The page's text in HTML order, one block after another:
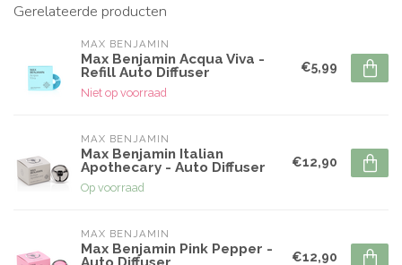
Gerelateerde producten
MAX BENJAMIN
Max Benjamin Acqua Viva -
Refill Auto Diffuser
Niet op voorraad
€5,99
MAX BENJAMIN
Max Benjamin Italian
Apothecary - Auto Diffuser
Op voorraad
€12,90
MAX BENJAMIN
Max Benjamin Pink Pepper -
€12,90